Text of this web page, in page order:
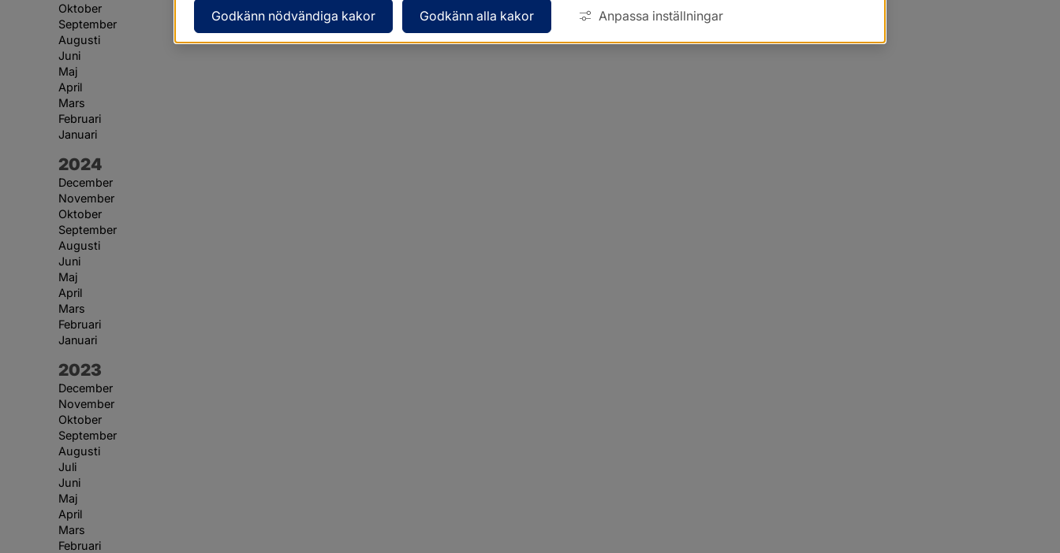
Oktober
September
Augusti
Juni
Maj
April
Mars
Februari
Januari
År:
2024
December
November
Oktober
September
Augusti
Juni
Maj
April
Mars
Februari
Januari
År:
2023
December
November
Oktober
September
Augusti
Juli
Juni
Maj
April
Mars
Februari
Godkänn nödvändiga kakor Godkänn alla kakor Anpassa inställningar